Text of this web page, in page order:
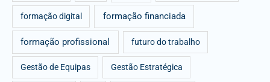
formação digital formação financiada
formação profissional futuro do trabalho
Gestão de Equipas Gestão Estratégica